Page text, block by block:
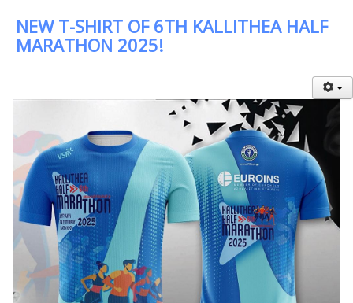
NEW T-SHIRT OF 6TH KALLITHEA HALF
MARATHON 2025!